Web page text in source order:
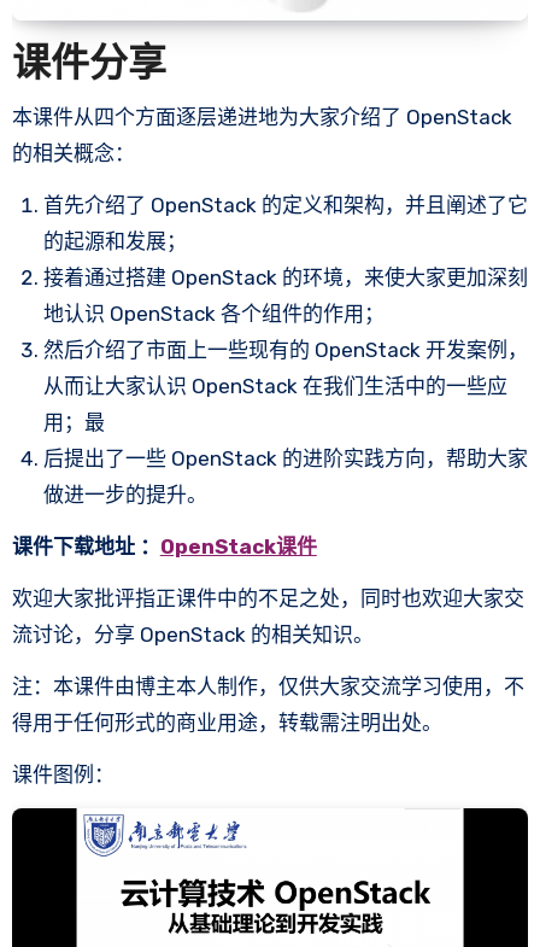
课件分享
本课件从四个方面逐层递进地为大家介绍了 OpenStack
的相关概念：
首先介绍了 OpenStack 的定义和架构，并且阐述了它
的起源和发展；
接着通过搭建 OpenStack 的环境，来使大家更加深刻
地认识 OpenStack 各个组件的作用；
然后介绍了市面上一些现有的 OpenStack 开发案例，
从而让大家认识 OpenStack 在我们生活中的一些应
用；最
后提出了一些 OpenStack 的进阶实践方向，帮助大家
做进一步的提升。
课件下载地址 ： OpenStack课件
欢迎大家批评指正课件中的不足之处，同时也欢迎大家交
流讨论，分享 OpenStack 的相关知识。
注：本课件由博主本人制作，仅供大家交流学习使用，不
得用于任何形式的商业用途，转载需注明出处。
课件图例：